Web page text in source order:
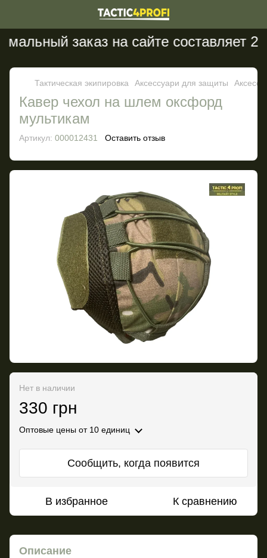
заказ на сайте составляет 200
Тактическая экипировка Аксессуари для защиты
Кавер чехол на шлем оксфорд
мультикам
Артикул: 000012431 Оставить отзыв
Нет в наличии
330 грн
Оптовые цены от 10 единиц
Сообщить, когда появится
В избранное К сравнению
Описание